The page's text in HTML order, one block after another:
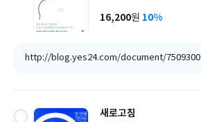
사
가
16,200원 10%
http://blog.yes24.com/document/7509300
새로고침